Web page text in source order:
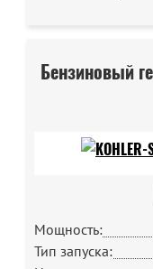
Бензиновый
Мощность:
Тип запуска: